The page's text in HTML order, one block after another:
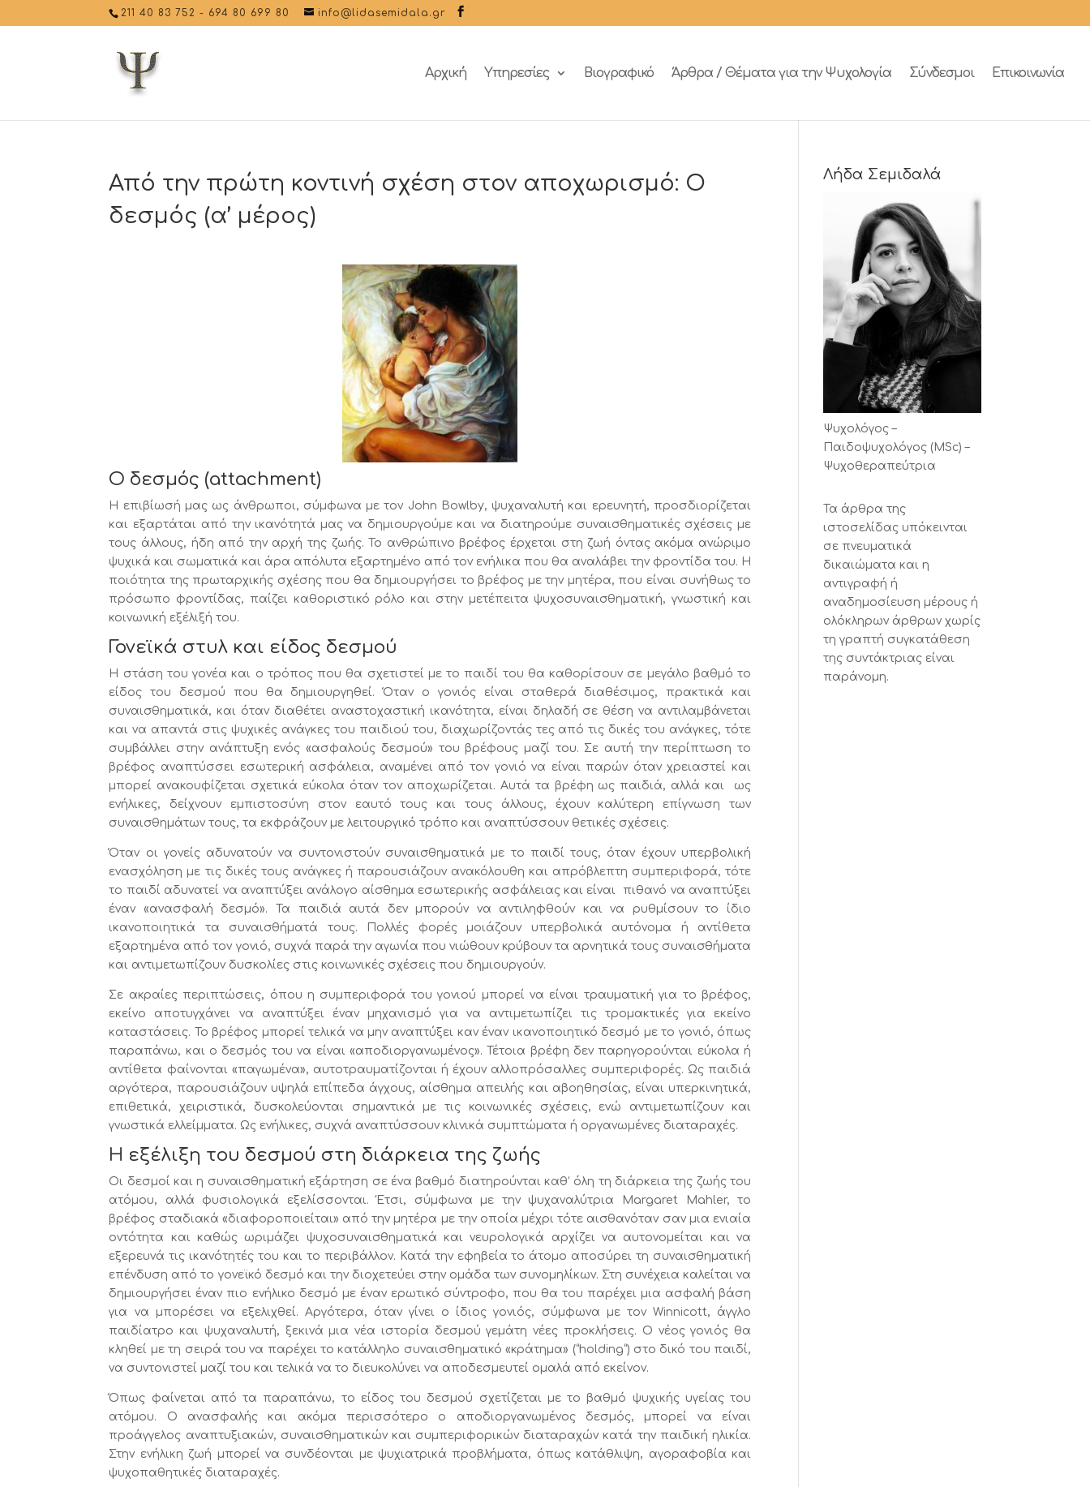
211 40 83 752 - 694 80 699 80 info@lidasemidala.gr
Αρχική Υπηρεσίες Βιογραφικό Άρθρα / Θέματα για την Ψυχολογία Σύνδεσμοι Επικοινωνία
Από την πρώτη κοντινή σχέση στον αποχωρισμό: Ο
δεσμός (α’ μέρος)
Ο δεσμός (attachment)
Η επιβίωσή μας ως άνθρωποι, σύμφωνα με τον John Bowlby, ψυχαναλυτή και ερευνητή, προσδιορίζεται
και εξαρτάται από την ικανότητά μας να δημιουργούμε και να διατηρούμε συναισθηματικές σχέσεις με
τους άλλους, ήδη από την αρχή της ζωής. Το ανθρώπινο βρέφος έρχεται στη ζωή όντας ακόμα ανώριμο
ψυχικά και σωματικά και άρα απόλυτα εξαρτημένο από τον ενήλικα που θα αναλάβει την φροντίδα του. Η
ποιότητα της πρωταρχικής σχέσης που θα δημιουργήσει το βρέφος με την μητέρα, που είναι συνήθως το
πρόσωπο φροντίδας, παίζει καθοριστικό ρόλο και στην μετέπειτα ψυχοσυναισθηματική, γνωστική και
κοινωνική εξέλιξή του.
Γονεϊκά στυλ και είδος δεσμού
Η στάση του γονέα και ο τρόπος που θα σχετιστεί με το παιδί του θα καθορίσουν σε μεγάλο βαθμό το
είδος του δεσμού που θα δημιουργηθεί. Όταν ο γονιός είναι σταθερά διαθέσιμος, πρακτικά και
συναισθηματικά, και όταν διαθέτει αναστοχαστική ικανότητα, είναι δηλαδή σε θέση να αντιλαμβάνεται
και να απαντά στις ψυχικές ανάγκες του παιδιού του, διαχωρίζοντάς τες από τις δικές του ανάγκες, τότε
συμβάλλει στην ανάπτυξη ενός «ασφαλούς δεσμού» του βρέφους μαζί του. Σε αυτή την περίπτωση το
βρέφος αναπτύσσει εσωτερική ασφάλεια, αναμένει από τον γονιό να είναι παρών όταν χρειαστεί και
μπορεί ανακουφίζεται σχετικά εύκολα όταν τον αποχωρίζεται. Αυτά τα βρέφη ως παιδιά, αλλά και ως
ενήλικες, δείχνουν εμπιστοσύνη στον εαυτό τους και τους άλλους, έχουν καλύτερη επίγνωση των
συναισθημάτων τους, τα εκφράζουν με λειτουργικό τρόπο και αναπτύσσουν θετικές σχέσεις.
Όταν οι γονείς αδυνατούν να συντονιστούν συναισθηματικά με το παιδί τους, όταν έχουν υπερβολική
ενασχόληση με τις δικές τους ανάγκες ή παρουσιάζουν ανακόλουθη και απρόβλεπτη συμπεριφορά, τότε
το παιδί αδυνατεί να αναπτύξει ανάλογο αίσθημα εσωτερικής ασφάλειας και είναι πιθανό να αναπτύξει
έναν «ανασφαλή δεσμό». Τα παιδιά αυτά δεν μπορούν να αντιληφθούν και να ρυθμίσουν το ίδιο
ικανοποιητικά τα συναισθήματά τους. Πολλές φορές μοιάζουν υπερβολικά αυτόνομα ή αντίθετα
εξαρτημένα από τον γονιό, συχνά παρά την αγωνία που νιώθουν κρύβουν τα αρνητικά τους συναισθήματα
και αντιμετωπίζουν δυσκολίες στις κοινωνικές σχέσεις που δημιουργούν.
Σε ακραίες περιπτώσεις, όπου η συμπεριφορά του γονιού μπορεί να είναι τραυματική για το βρέφος,
εκείνο αποτυγχάνει να αναπτύξει έναν μηχανισμό για να αντιμετωπίζει τις τρομακτικές για εκείνο
καταστάσεις. Το βρέφος μπορεί τελικά να μην αναπτύξει καν έναν ικανοποιητικό δεσμό με το γονιό, όπως
παραπάνω, και ο δεσμός του να είναι «αποδιοργανωμένος». Τέτοια βρέφη δεν παρηγορούνται εύκολα ή
αντίθετα φαίνονται «παγωμένα», αυτοτραυματίζονται ή έχουν αλλοπρόσαλλες συμπεριφορές. Ως παιδιά
αργότερα, παρουσιάζουν υψηλά επίπεδα άγχους, αίσθημα απειλής και αβοηθησίας, είναι υπερκινητικά,
επιθετικά, χειριστικά, δυσκολεύονται σημαντικά με τις κοινωνικές σχέσεις, ενώ αντιμετωπίζουν και
γνωστικά ελλείμματα. Ως ενήλικες, συχνά αναπτύσσουν κλινικά συμπτώματα ή οργανωμένες διαταραχές.
Η εξέλιξη του δεσμού στη διάρκεια της ζωής
Οι δεσμοί και η συναισθηματική εξάρτηση σε ένα βαθμό διατηρούνται καθ’ όλη τη διάρκεια της ζωής του
ατόμου, αλλά φυσιολογικά εξελίσσονται. Έτσι, σύμφωνα με την ψυχαναλύτρια Margaret Mahler, το
βρέφος σταδιακά «διαφοροποιείται» από την μητέρα με την οποία μέχρι τότε αισθανόταν σαν μια ενιαία
οντότητα και καθώς ωριμάζει ψυχοσυναισθηματικά και νευρολογικά αρχίζει να αυτονομείται και να
εξερευνά τις ικανότητές του και το περιβάλλον. Κατά την εφηβεία το άτομο αποσύρει τη συναισθηματική
επένδυση από το γονεϊκό δεσμό και την διοχετεύει στην ομάδα των συνομηλίκων. Στη συνέχεια καλείται να
δημιουργήσει έναν πιο ενήλικο δεσμό με έναν ερωτικό σύντροφο, που θα του παρέχει μια ασφαλή βάση
για να μπορέσει να εξελιχθεί. Αργότερα, όταν γίνει ο ίδιος γονιός, σύμφωνα με τον Winnicott, άγγλο
παιδίατρο και ψυχαναλυτή, ξεκινά μια νέα ιστορία δεσμού γεμάτη νέες προκλήσεις. Ο νέος γονιός θα
κληθεί με τη σειρά του να παρέχει το κατάλληλο συναισθηματικό «κράτημα» (“holding”) στο δικό του παιδί,
να συντονιστεί μαζί του και τελικά να το διευκολύνει να αποδεσμευτεί ομαλά από εκείνον.
Όπως φαίνεται από τα παραπάνω, το είδος του δεσμού σχετίζεται με το βαθμό ψυχικής υγείας του
ατόμου. Ο ανασφαλής και ακόμα περισσότερο ο αποδιοργανωμένος δεσμός, μπορεί να είναι
προάγγελος αναπτυξιακών, συναισθηματικών και συμπεριφορικών διαταραχών κατά την παιδική ηλικία.
Στην ενήλικη ζωή μπορεί να συνδέονται με ψυχιατρικά προβλήματα, όπως κατάθλιψη, αγοραφοβία και
ψυχοπαθητικές διαταραχές.
Λήδα Σεμιδαλά
Ψυχολόγος –
Παιδοψυχολόγος (MSc) –
Ψυχοθεραπεύτρια
Τα άρθρα της
ιστοσελίδας υπόκεινται
σε πνευματικά
δικαιώματα και η
αντιγραφή ή
αναδημοσίευση μέρους ή
ολόκληρων άρθρων χωρίς
τη γραπτή συγκατάθεση
της συντάκτριας είναι
παράνομη.